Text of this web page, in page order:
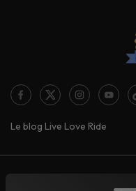
Le blog Live Love Ride